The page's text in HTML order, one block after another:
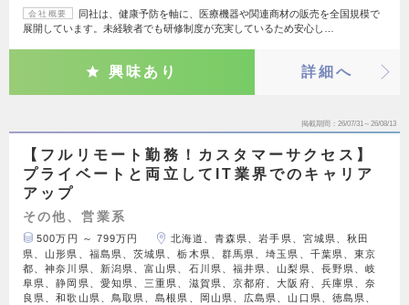
会社概要
同社は、健康予防を軸に、医療機器や関連商材の販売を全国規模で
展開しています。未経験者でも研修制度が充実しているため安心し…
興味あり 詳細へ
掲載期間 26/07/31～26/08/13
【フルリモート勤務！カスタマーサクセス】
プライベートと両立してIT業界でのキャリア
アップ
その他、営業系
500万円 ～ 799万円
北海道、青森県、岩手県、宮城県、秋田
県、山形県、福島県、茨城県、栃木県、群馬県、埼玉県、千葉県、東京
都、神奈川県、新潟県、富山県、石川県、福井県、山梨県、長野県、岐
阜県、静岡県、愛知県、三重県、滋賀県、京都府、大阪府、兵庫県、奈
良県、和歌山県、鳥取県、島根県、岡山県、広島県、山口県、徳島県、